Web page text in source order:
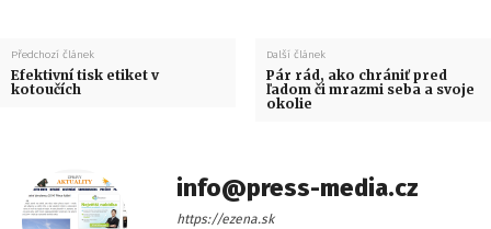
Předchozí článek
Efektivní tisk etiket v
kotoučích
Další článek
Pár rád, ako chrániť pred
ľadom či mrazmi seba a svoje
okolie
info@press-media.cz
https://ezena.sk